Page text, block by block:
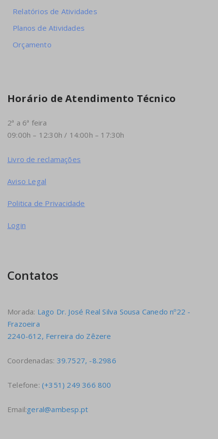
Relatórios de Atividades
Planos de Atividades
Orçamento
Horário de Atendimento Técnico
2ª a 6ª feira
09:00h – 12:30h / 14:00h – 17:30h
Livro de reclamações
Aviso Legal
Politica de Privacidade
Login
Contatos
Morada: Lago Dr. José Real Silva Sousa Canedo nº22 -
Frazoeira
2240-612, Ferreira do Zêzere
Coordenadas: 39.7527, -8.2986
Telefone: (+351) 249 366 800
Email:geral@ambesp.pt